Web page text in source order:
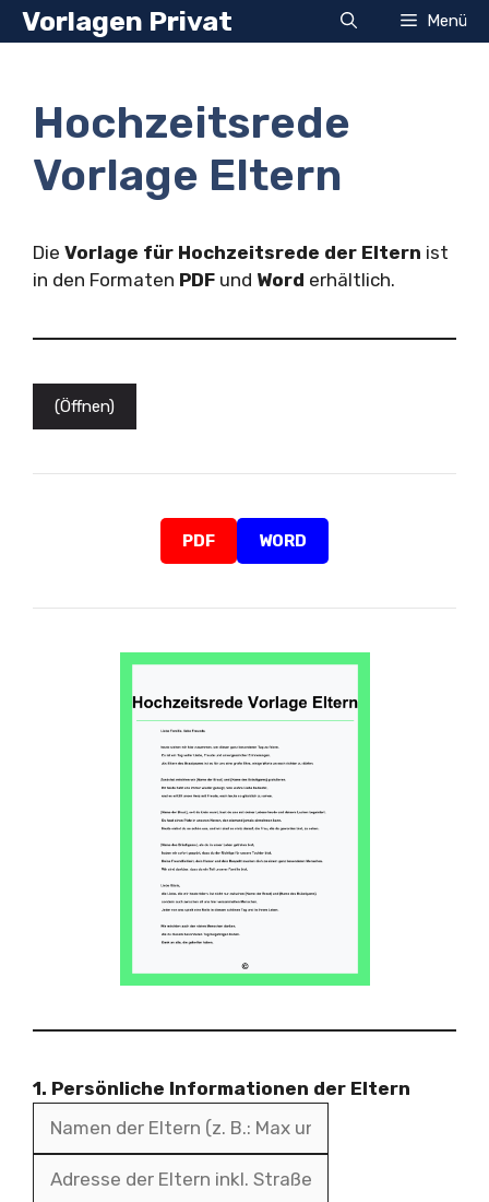
Zum
Inhalt
Vorlagen Privat Menü
Hochzeitsrede
Vorlage Eltern
Die Vorlage für Hochzeitsrede der Eltern ist
in den Formaten PDF und Word erhältlich.
(Öffnen)
PDF WORD
1. Persönliche Informationen der Eltern